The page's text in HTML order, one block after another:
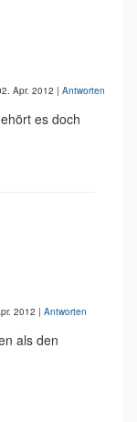
Apr. 2012 | Antworten
es doch
2012 | Antworten
als den